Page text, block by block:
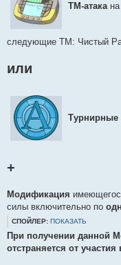
ТМ-атакана
следующие ТМ: Чистый
или
Турнирные
+
Модификация
силы включительно по
СПОЙЛЕР: ПОКАЗАТЬ
При получении данной
отстраняется от